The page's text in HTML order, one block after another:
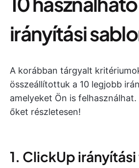
irányítási
A korábban tárgyalt
összeállítottuk a 10 legjobb
amelyeket Ön is
őket részletesen!
1. ClickUp